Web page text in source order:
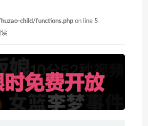
child/functions.php on line 5